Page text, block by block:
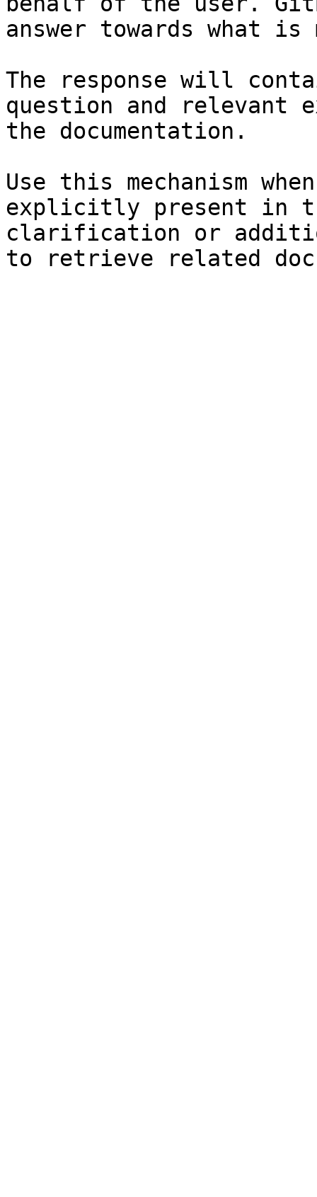
answer towards what
The response will
question and relevant
the documentation.
Use this mechanism
explicitly present in
clarification or